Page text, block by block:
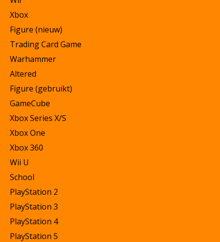
Xbox
Figure (nieuw)
Trading Card Game
Warhammer
Altered
Figure (gebruikt)
GameCube
Xbox Series X/S
Xbox One
Xbox 360
Wii U
School
PlayStation 2
PlayStation 3
PlayStation 4
PlayStation 5